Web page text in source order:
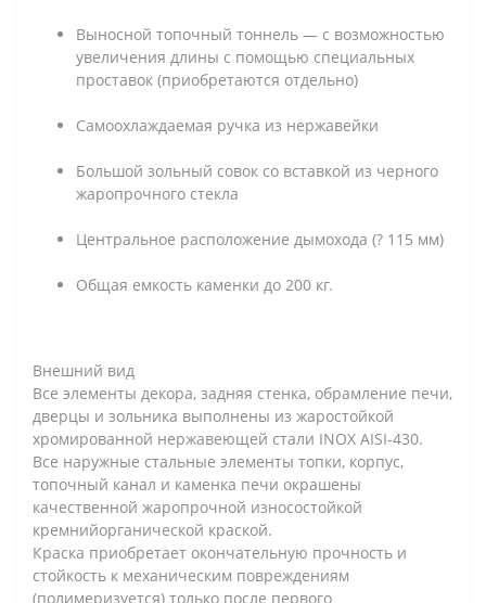
Выносной топочный тоннель — с возможностью
увеличения длины с помощью специальных
проставок (приобретаются отдельно)
Самоохлаждаемая ручка из нержавейки
Большой зольный совок со вставкой из черного
жаропрочного стекла
Центральное расположение дымохода (? 115 мм)
Общая емкость каменки до 200 кг.
Внешний вид
Все элементы декора, задняя стенка, обрамление печи,
дверцы и зольника выполнены из жаростойкой
хромированной нержавеющей стали INOX AISI-430.
Все наружные стальные элементы топки, корпус,
топочный канал и каменка печи окрашены
качественной жаропрочной износостойкой
кремнийорганической краской.
Краска приобретает окончательную прочность и
стойкость к механическим повреждениям
(полимеризуется) только после первого